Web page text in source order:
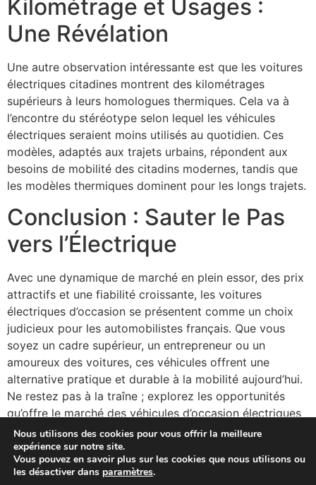
Kilométrage et Usages :
Une Révélation
Une autre observation intéressante est que les voitures
électriques citadines montrent des kilométrages
supérieurs à leurs homologues thermiques. Cela va à
l’encontre du stéréotype selon lequel les véhicules
électriques seraient moins utilisés au quotidien. Ces
modèles, adaptés aux trajets urbains, répondent aux
besoins de mobilité des citadins modernes, tandis que
les modèles thermiques dominent pour les longs trajets.
Conclusion : Sauter le Pas
vers l’Électrique
Avec une dynamique de marché en plein essor, des prix
attractifs et une fiabilité croissante, les voitures
électriques d’occasion se présentent comme un choix
judicieux pour les automobilistes français. Que vous
soyez un cadre supérieur, un entrepreneur ou un
amoureux des voitures, ces véhicules offrent une
alternative pratique et durable à la mobilité aujourd’hui.
Ne restez pas à la traîne ; explorez les opportunités
qu’offre le marché des véhicules d’occasion électriques
et engagez-vous vers une conduite plus verte.
Nous utilisons des cookies pour vous offrir la meilleure
expérience sur notre site.
Vous pouvez en savoir plus sur les cookies que nous utilisons ou
les désactiver dans paramètres.